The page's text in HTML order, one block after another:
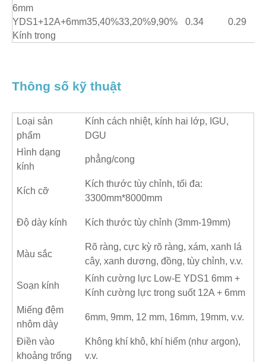
6mm
YDS1+12A+6mm
Kính trong
35,40%33,20%9,90% 0.34 0.29
Thông số kỹ thuật
Loại sản
phẩm
Kính cách nhiệt, kính hai lớp, IGU,
DGU
Hình dạng
kính
phẳng/cong
Kích cỡ
Kích thước tùy chỉnh, tối đa:
3300mm*8000mm
Độ dày kính Kích thước tùy chỉnh (3mm-19mm)
Màu sắc
Rõ ràng, cực kỳ rõ ràng, xám, xanh lá
cây, xanh dương, đồng, tùy chỉnh, v.v.
Soạn kính
Kính cường lực Low-E YDS1 6mm +
Kính cường lực trong suốt 12A + 6mm
Miếng đệm
nhôm dày
6mm, 9mm, 12 mm, 16mm, 19mm, v.v.
Điền vào
khoảng trống
Không khí khô, khí hiếm (như argon),
v.v.